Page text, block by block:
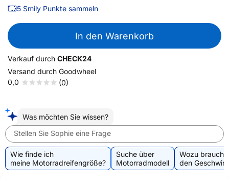
5 Smily Punkte sammeln
In den Warenkorb
Verkauf durch CHECK24
Versand durch Goodwheel
0,0
(0)
Was möchten Sie wissen?
Stellen Sie Sophie eine Frage
Wie finde ich
meine Motorradreifengröße?
Suche über
Motorradmodell
Wozu
den